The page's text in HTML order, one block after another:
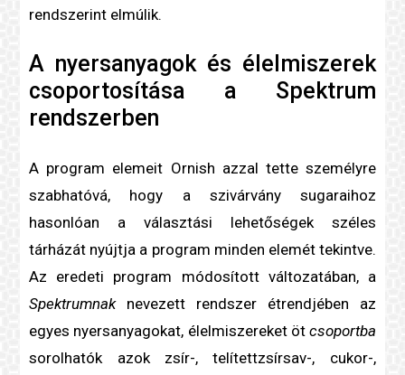
rendszerint elmúlik.
A nyersanyagok és élelmiszerek
csoportosítása a Spektrum
rendszerben
A program elemeit Ornish azzal tette személyre
szabhatóvá, hogy a szivárvány sugaraihoz
hasonlóan a választási lehetőségek széles
tárházát nyújtja a program minden elemét tekintve.
Az eredeti program módosított változatában, a
Spektrumnak nevezett rendszer étrendjében az
egyes nyersanyagokat, élelmiszereket ötcsoportba
sorolhatók azok zsír-, telítettzsírsav-, cukor-,